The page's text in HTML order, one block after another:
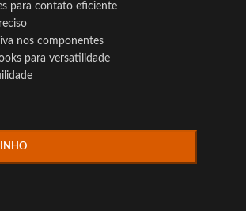
para contato eficiente
nos componentes
para versatilidade